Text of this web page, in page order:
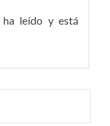
ha leído y está